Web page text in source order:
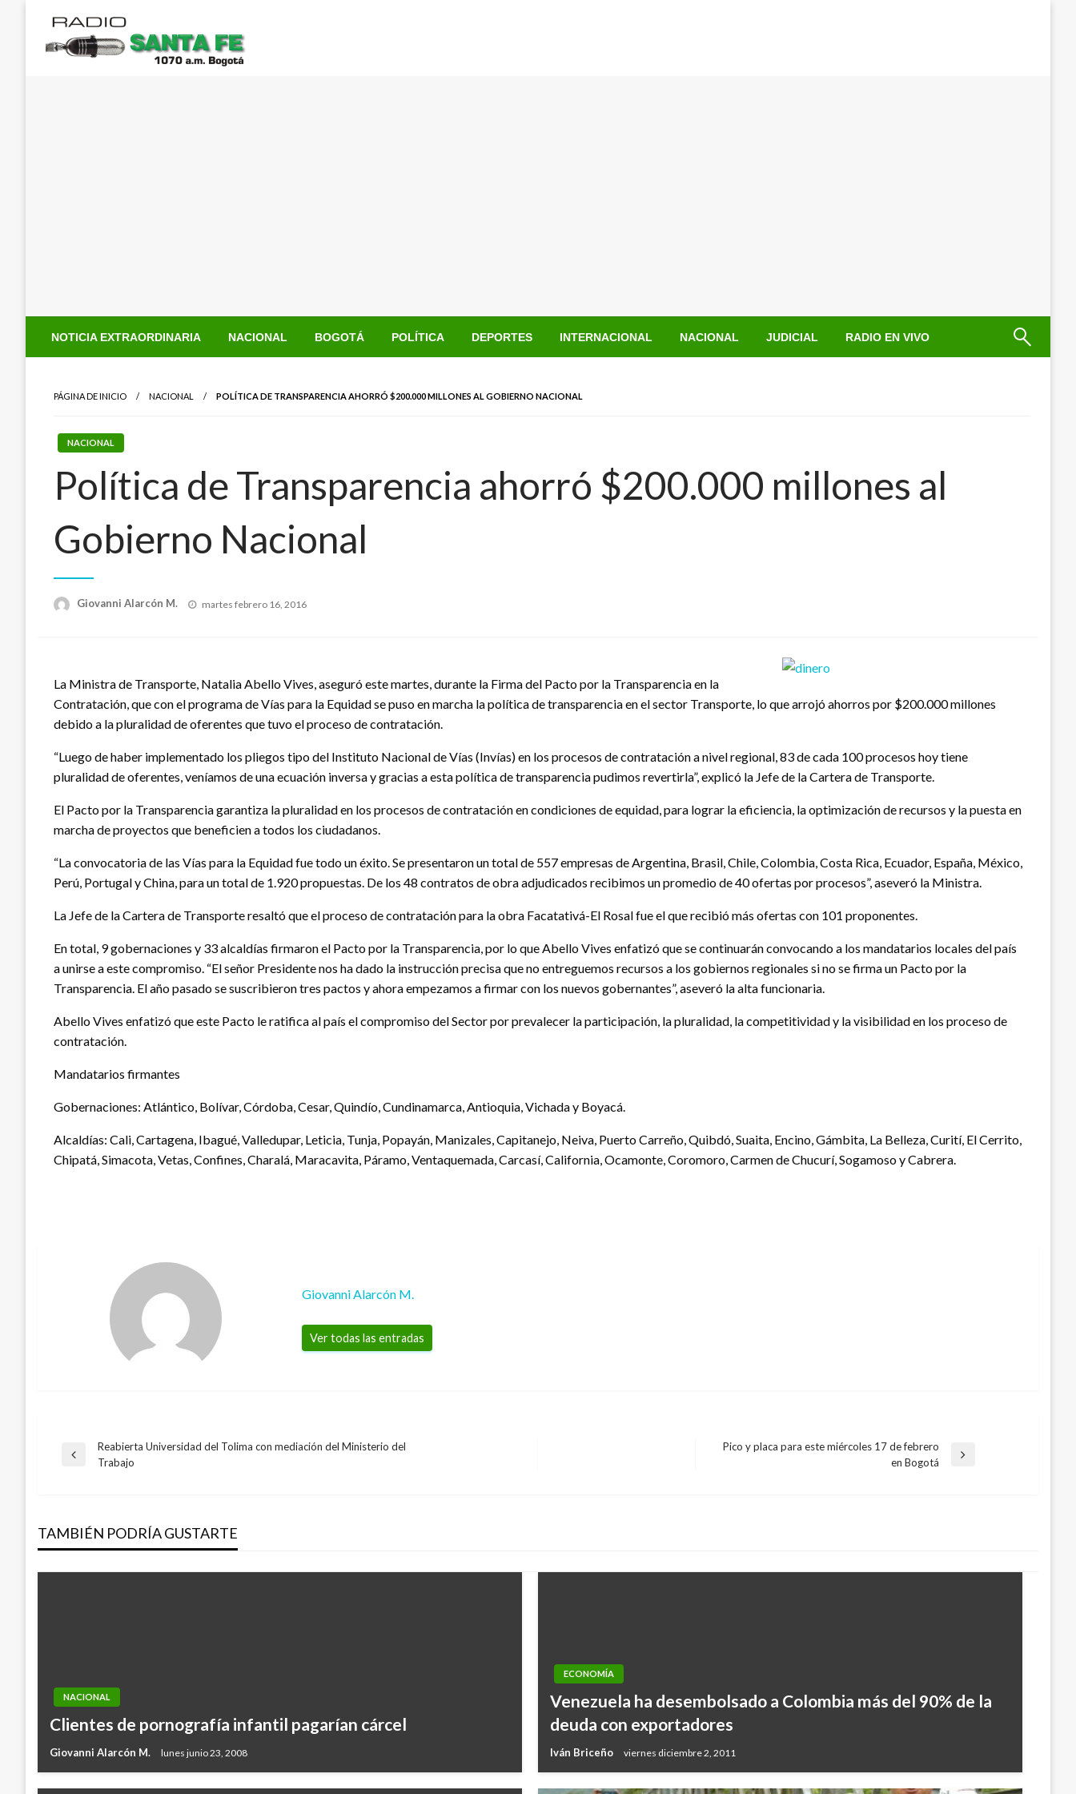
contenido
NOTICIA EXTRAORDINARIA NACIONAL BOGOTÁ POLÍTICA DEPORTES INTERNACIONAL NACIONAL JUDICIAL RADIO EN VIVO
PÁGINA DE INICIO NACIONAL POLÍTICA DE TRANSPARENCIA AHORRÓ $200.000 MILLONES AL GOBIERNO NACIONAL
NACIONAL
Política de Transparencia ahorró $200.000 millones al
Gobierno Nacional
Giovanni Alarcón M.
Publicado
martes febrero 16, 2016
La Ministra de Transporte, Natalia Abello Vives, aseguró este martes, durante la Firma del Pacto por la Transparencia en la
Contratación, que con el programa de Vías para la Equidad se puso en marcha la política de transparencia en el sector Transporte, lo que arrojó ahorros por $200.000 millones
debido a la pluralidad de oferentes que tuvo el proceso de contratación.
“Luego de haber implementado los pliegos tipo del Instituto Nacional de Vías (Invías) en los procesos de contratación a nivel regional, 83 de cada 100 procesos hoy tiene
pluralidad de oferentes, veníamos de una ecuación inversa y gracias a esta política de transparencia pudimos revertirla”, explicó la Jefe de la Cartera de Transporte.
El Pacto por la Transparencia garantiza la pluralidad en los procesos de contratación en condiciones de equidad, para lograr la eficiencia, la optimización de recursos y la puesta en
marcha de proyectos que beneficien a todos los ciudadanos.
“La convocatoria de las Vías para la Equidad fue todo un éxito. Se presentaron un total de 557 empresas de Argentina, Brasil, Chile, Colombia, Costa Rica, Ecuador, España, México,
Perú, Portugal y China, para un total de 1.920 propuestas. De los 48 contratos de obra adjudicados recibimos un promedio de 40 ofertas por procesos”, aseveró la Ministra.
La Jefe de la Cartera de Transporte resaltó que el proceso de contratación para la obra Facatativá-El Rosal fue el que recibió más ofertas con 101 proponentes.
En total, 9 gobernaciones y 33 alcaldías firmaron el Pacto por la Transparencia, por lo que Abello Vives enfatizó que se continuarán convocando a los mandatarios locales del país
a unirse a este compromiso. “El señor Presidente nos ha dado la instrucción precisa que no entreguemos recursos a los gobiernos regionales si no se firma un Pacto por la
Transparencia. El año pasado se suscribieron tres pactos y ahora empezamos a firmar con los nuevos gobernantes”, aseveró la alta funcionaria.
Abello Vives enfatizó que este Pacto le ratifica al país el compromiso del Sector por prevalecer la participación, la pluralidad, la competitividad y la visibilidad en los proceso de
contratación.
Mandatarios firmantes
Gobernaciones: Atlántico, Bolívar, Córdoba, Cesar, Quindío, Cundinamarca, Antioquia, Vichada y Boyacá.
Alcaldías: Cali, Cartagena, Ibagué, Valledupar, Leticia, Tunja, Popayán, Manizales, Capitanejo, Neiva, Puerto Carreño, Quibdó, Suaita, Encino, Gámbita, La Belleza, Curití, El Cerrito,
Chipatá, Simacota, Vetas, Confines, Charalá, Maracavita, Páramo, Ventaquemada, Carcasí, California, Ocamonte, Coromoro, Carmen de Chucurí, Sogamoso y Cabrera.
Giovanni Alarcón M.
Ver todas las entradas
Navegación
entradas
Entrada
Reabierta Universidad del Tolima con mediación del Ministerio del
Trabajo
Pico y placa para este miércoles 17 de febrero
en Bogotá
TAMBIÉN PODRÍA GUSTARTE
NACIONAL
Clientes de pornografía infantil pagarían cárcel
Giovanni Alarcón M. lunes junio 23, 2008
ECONOMÍA
Venezuela ha desembolsado a Colombia más del 90% de la
deuda con exportadores
Iván Briceño viernes diciembre 2, 2011